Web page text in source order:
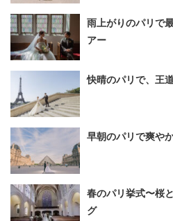
雨上がりのパリで
アー
快晴のパリで、王
早朝のパリで爽や
春のパリ挙式〜桜
グ